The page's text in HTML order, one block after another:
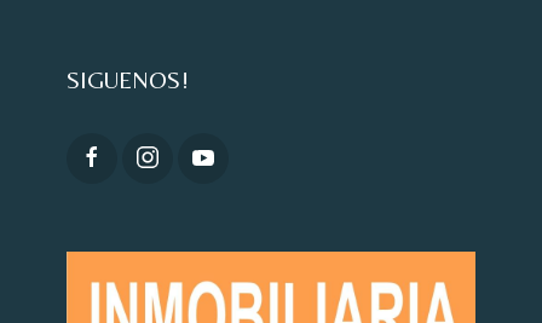
SIGUENOS!